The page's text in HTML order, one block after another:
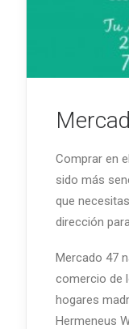
Comprar en
sido más
que
dirección
Mercado 47
comercio de
hogares
Hermeneus